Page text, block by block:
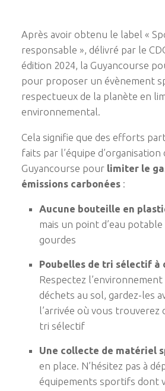
Après avoir obtenu le label «
responsable », délivré par le
édition 2024, la Guyancourse
pour proposer un évènement
respectueux de la planète en
environnemental.
Cela signifie que des efforts
faits par l’équipe d’organisation
Guyancourse pour limiter le
émissions carbonées:
Aucune bouteille en
mais un point d’eau
gourdes
Poubelles de tri sélectif à
Respectez l’environnement
déchets au sol, gardez-les
l’arrivée où vous trouverez
tri sélectif
Une collecte de matériel
en place. N’hésitez pas à
équipements sportifs dont